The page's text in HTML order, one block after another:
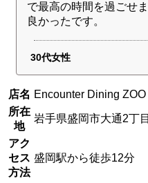
で最高の時間を過ごせ
良かったです。
30代女性
店名 Encounter Dining ZOO
所在
地
岩手県盛岡市大通2丁
アク
セス
方法
盛岡駅から徒歩12分